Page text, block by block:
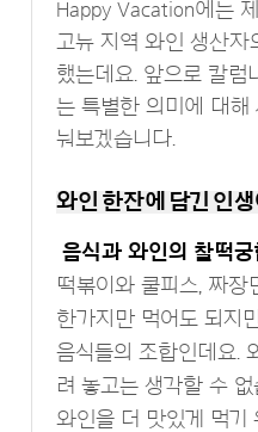
Happy Vacation에는
고뉴 지역 와인 생산
했는데요. 앞으로 칼럼
는 특별한 의미에 대
눠보겠습니다.
와인 한잔에 담긴 인
음식과 와인의 찰떡
떡볶이와 쿨피스, 짜장
한가지만 먹어도 되지
음식들의 조합인데요.
려 놓고는 생각할 수
와인을 더 맛있게 먹기